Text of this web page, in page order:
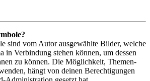
sind vom Autor ausgewählte Bilder, welche
in Verbindung stehen können, um dessen
zu können. Die Möglichkeit, Themen-
hängt von deinen Berechtigungen